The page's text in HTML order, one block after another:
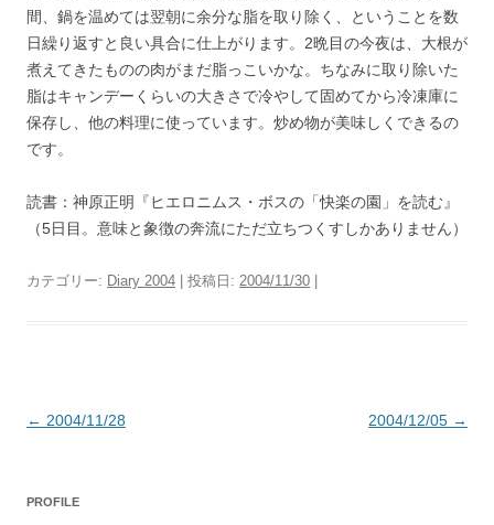
間、鍋を温めては翌朝に余分な脂を取り除く、ということを数
日繰り返すと良い具合に仕上がります。2晩目の今夜は、大根が
煮えてきたものの肉がまだ脂っこいかな。ちなみに取り除いた
脂はキャンデーくらいの大きさで冷やして固めてから冷凍庫に
保存し、他の料理に使っています。炒め物が美味しくできるの
です。
読書：神原正明『ヒエロニムス・ボスの「快楽の園」を読む』
（5日目。意味と象徴の奔流にただ立ちつくすしかありません）
カテゴリー: Diary 2004 | 投稿日: 2004/11/30
投
← 2004/11/28 2004/12/05 →
PROFILE